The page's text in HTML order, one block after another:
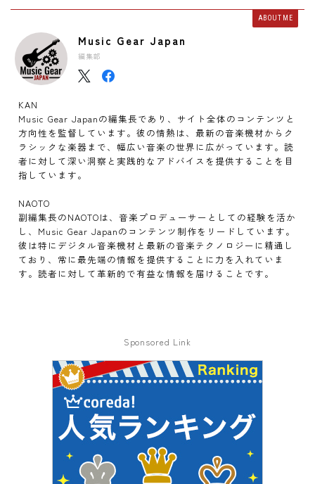
ABOUT ME
Music Gear Japan
編集部
KAN
Music Gear Japanの編集長であり、サイト全体のコンテンツと
方向性を監督しています。彼の情熱は、最新の音楽機材からク
ラシックな楽器まで、幅広い音楽の世界に広がっています。読
者に対して深い洞察と実践的なアドバイスを提供することを目
指しています。
NAOTO
副編集長のNAOTOは、音楽プロデューサーとしての経験を活か
し、Music Gear Japanのコンテンツ制作をリードしています。
彼は特にデジタル音楽機材と最新の音楽テクノロジーに精通し
ており、常に最先端の情報を提供することに力を入れていま
す。読者に対して革新的で有益な情報を届けることです。
Sponsored Link